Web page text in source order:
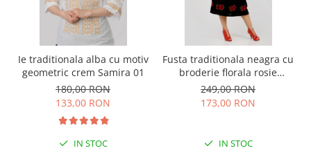
Ie traditionala alba cu motiv
geometric crem Samira 01
180,00 RON
133,00 RON
IN STOC
Fusta traditionala neagra cu
broderie florala rosie
Florenta 02
249,00 RON
173,00 RON
IN STOC